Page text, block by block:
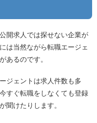
開求人では探せない企業が
は当然ながら転職エージェ
あるのです。
ジェントは求人件数も多
すぐ転職をしなくても登録
聞けたりします。